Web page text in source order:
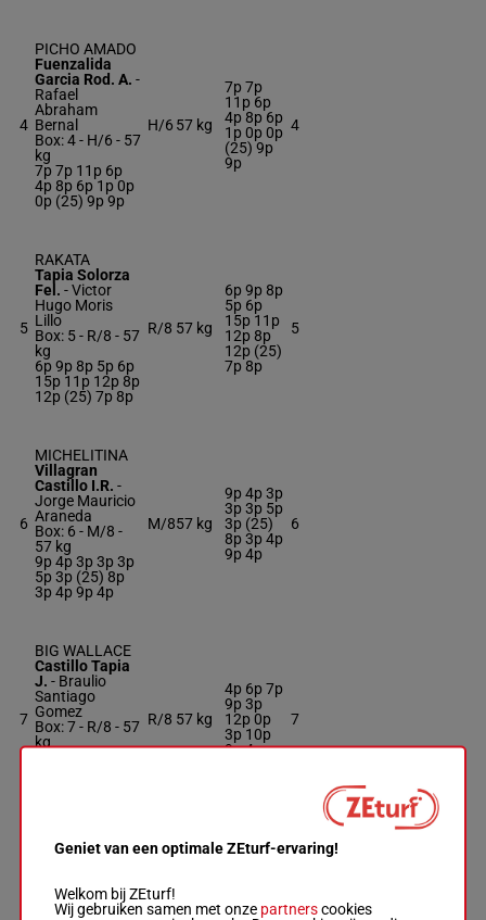
4
PICHO AMADO
Fuenzalida
Garcia Rod. A. -
Rafael
Abraham
Bernal
Box: 4 - H/6 - 57
kg
7p 7p 11p 6p
4p 8p 6p 1p 0p
0p (25) 9p 9p
H/6 57 kg
7p 7p
11p 6p
4p 8p 6p
1p 0p 0p
(25) 9p
9p
4
5
RAKATA
Tapia Solorza
Fel. -Victor
Hugo Moris
Lillo
Box: 5 - R/8 - 57
kg
6p 9p 8p 5p 6p
15p 11p 12p 8p
12p (25) 7p 8p
R/8 57 kg
6p 9p 8p
5p 6p
15p 11p
12p 8p
12p (25)
7p 8p
5
6
MICHELITINA
Villagran
Castillo I.R. -
Jorge Mauricio
Araneda
Box: 6 - M/8 -
57 kg
9p 4p 3p 3p 3p
5p 3p (25) 8p
3p 4p 9p 4p
M/857 kg
9p 4p 3p
3p 3p 5p
3p (25)
8p 3p 4p
9p 4p
6
7
BIG WALLACE
Castillo Tapia
J. - Braulio
Santiago
Gomez
Box: 7 - R/8 - 57
kg
R/8 57 kg
4p 6p 7p
9p 3p
12p 0p
3p 10p
9p 4p
7
THUNDERMAN
Torres R.
Box: 8 -H/7 -57 H/757 kg
7p 8p 6p 8
Geniet van een optimale ZEturf-ervaring!
Welkom bij ZEturf!
Wij gebruiken samen met onze partnerscookies